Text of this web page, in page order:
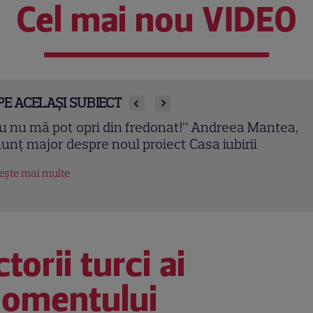
Cel mai nou VIDEO
ACELAȘI SUBIECT
ajuns să divorțez!” De ce consideră psihologul
Vulpescu propria despărțire un succes
mai multe
turci ai